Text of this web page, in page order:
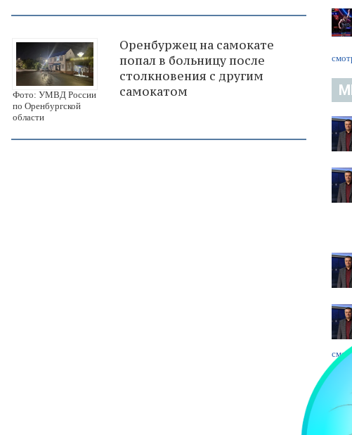
Фото: УМВД России
по Оренбургской
области
Оренбуржец на самокате
попал в больницу после
столкновения с другим
самокатом